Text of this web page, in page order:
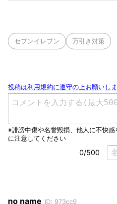
セブンイレブン 万引き対策